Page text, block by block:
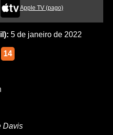
Apple TV (pago)
5 de janeiro de 2022
14
Davis